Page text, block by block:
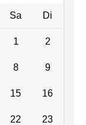
Sa Di
1 2
8 9
15 16
22 23